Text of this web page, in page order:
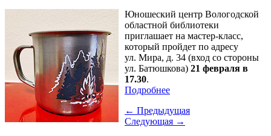
Юношеский центр Вологодской
областной библиотеки
приглашает на мастер-класс,
который пройдет по адресу
ул. Мира, д. 34 (вход со стороны
ул. Батюшкова) 21 февраля в
17.30.
Подробнее
← Предыдущая
Следующая →